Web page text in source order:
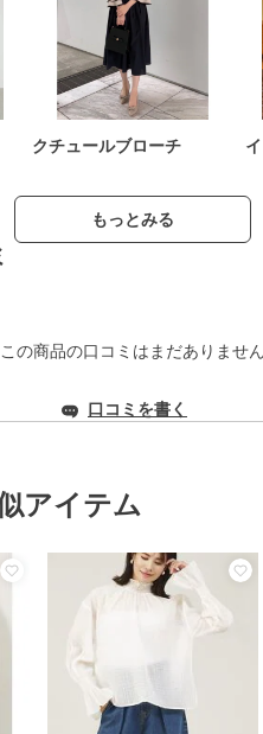
クチュールブローチ
もっとみる
この商品の口コミはまだありません
口コミを書く
アイテム